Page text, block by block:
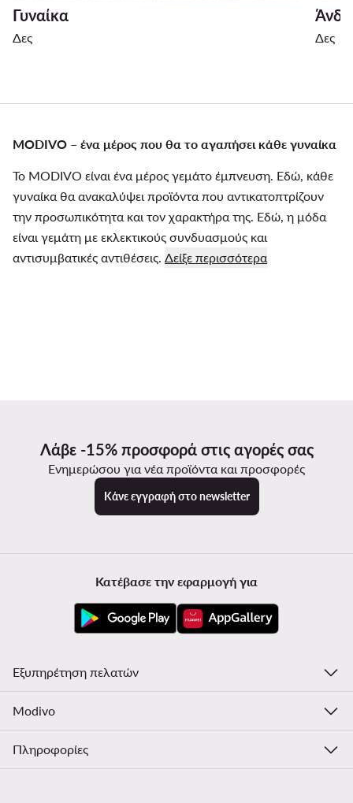
Γυναίκα
Δες Δες
MODIVO – ένα μέρος που θα το αγαπήσει κάθε γυναίκα
Το MODIVO είναι ένα μέρος γεμάτο έμπνευση. Εδώ, κάθε
γυναίκα θα ανακαλύψει προϊόντα που αντικατοπτρίζουν
την προσωπικότητα και τον χαρακτήρα της. Εδώ, η μόδα
είναι γεμάτη με εκλεκτικούς συνδυασμούς και
αντισυμβατικές αντιθέσεις. Δείξε περισσότερα
Λάβε -15% προσφορά στις αγορές σας
Ενημερώσου για νέα προϊόντα και προσφορές
Κάνε εγγραφή στο newsletter
Κατέβασε την εφαρμογή για
Εξυπηρέτηση πελατών
Modivo
Πληροφορίες